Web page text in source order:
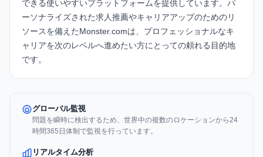
できる使いやすいプラットフォームを提供しています。パ
ーソナライズされた求人推薦やキャリアアップのためのリ
ソースを備えたMonster.comは、プロフェッショナルなキ
ャリアを次のレベルへ進めたい方にとっての頼れる目的地
です。
グローバル監視
問題を瞬時に検出するため、世界中の複数のロケーションから24
時間365日体制で監視を行っています。
リアルタイム分析